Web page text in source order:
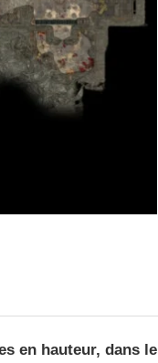
en hauteur, dans le